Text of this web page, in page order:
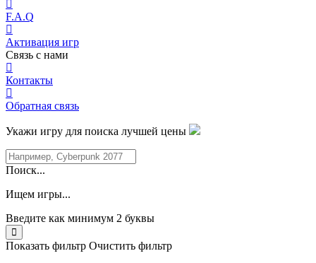
F.A.Q
Активация игр
Связь с нами
Контакты
Обратная связь
Укажи игру для поиска лучшей цены
Поиск...
Ищем игры...
Введите как минимум 2 буквы
Показать фильтр Очистить фильтр